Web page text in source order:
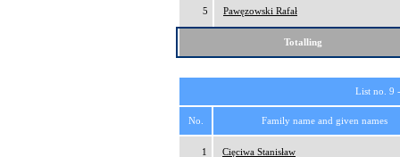
5 Pawęzowski Rafał
Totalling
List no. 9
No. Family name and given names
1 Cięciwa Stanisław